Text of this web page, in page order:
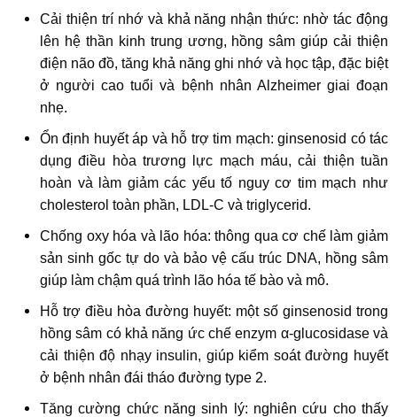
Cải thiện trí nhớ và khả năng nhận thức: nhờ tác động
lên hệ thần kinh trung ương, hồng sâm giúp cải thiện
điện não đồ, tăng khả năng ghi nhớ và học tập, đặc biệt
ở người cao tuổi và bệnh nhân Alzheimer giai đoạn
nhẹ.
Ổn định huyết áp và hỗ trợ tim mạch: ginsenosid có tác
dụng điều hòa trương lực mạch máu, cải thiện tuần
hoàn và làm giảm các yếu tố nguy cơ tim mạch như
cholesterol toàn phần, LDL-C và triglycerid.
Chống oxy hóa và lão hóa: thông qua cơ chế làm giảm
sản sinh gốc tự do và bảo vệ cấu trúc DNA, hồng sâm
giúp làm chậm quá trình lão hóa tế bào và mô.
Hỗ trợ điều hòa đường huyết: một số ginsenosid trong
hồng sâm có khả năng ức chế enzym α-glucosidase và
cải thiện độ nhạy insulin, giúp kiểm soát đường huyết
ở bệnh nhân đái tháo đường type 2.
Tăng cường chức năng sinh lý: nghiên cứu cho thấy